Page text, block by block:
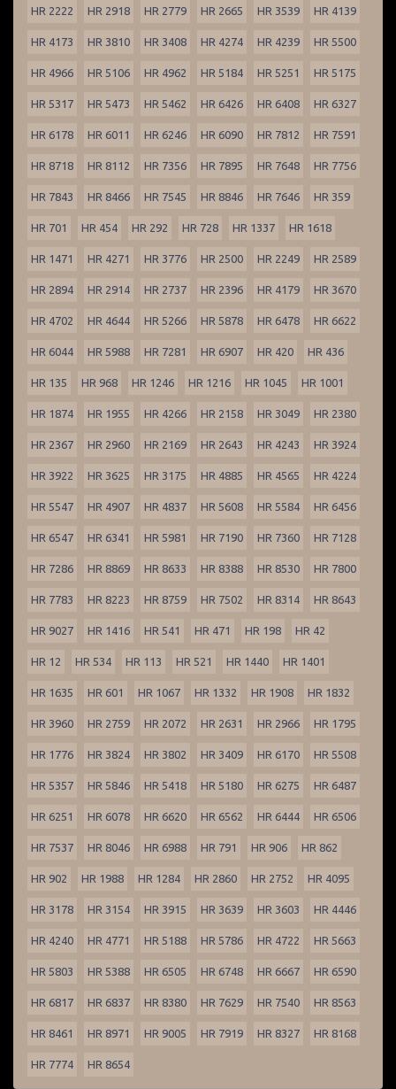
HR 2222 HR 2918 HR 2779 HR 2665 HR 3539 HR 4139
HR 4173 HR 3810 HR 3408 HR 4274 HR 4239 HR 5500
HR 4966 HR 5106 HR 4962 HR 5184 HR 5251 HR 5175
HR 5317 HR 5473 HR 5462 HR 6426 HR 6408 HR 6327
HR 6178 HR 6011 HR 6246 HR 6090 HR 7812 HR 7591
HR 8718 HR 8112 HR 7356 HR 7895 HR 7648 HR 7756
HR 7843 HR 8466 HR 7545 HR 8846 HR 7646 HR 359
HR 701 HR 454 HR 292 HR 728 HR 1337 HR 1618
HR 1471 HR 4271 HR 3776 HR 2500 HR 2249 HR 2589
HR 2894 HR 2914 HR 2737 HR 2396 HR 4179 HR 3670
HR 4702 HR 4644 HR 5266 HR 5878 HR 6478 HR 6622
HR 6044 HR 5988 HR 7281 HR 6907 HR 420 HR 436
HR 135 HR 968 HR 1246 HR 1216 HR 1045 HR 1001
HR 1874 HR 1955 HR 4266 HR 2158 HR 3049 HR 2380
HR 2367 HR 2960 HR 2169 HR 2643 HR 4243 HR 3924
HR 3922 HR 3625 HR 3175 HR 4885 HR 4565 HR 4224
HR 5547 HR 4907 HR 4837 HR 5608 HR 5584 HR 6456
HR 6547 HR 6341 HR 5981 HR 7190 HR 7360 HR 7128
HR 7286 HR 8869 HR 8633 HR 8388 HR 8530 HR 7800
HR 7783 HR 8223 HR 8759 HR 7502 HR 8314 HR 8643
HR 9027 HR 1416 HR 541 HR 471 HR 198 HR 42
HR 12 HR 534 HR 113 HR 521 HR 1440 HR 1401
HR 1635 HR 601 HR 1067 HR 1332 HR 1908 HR 1832
HR 3960 HR 2759 HR 2072 HR 2631 HR 2966 HR 1795
HR 1776 HR 3824 HR 3802 HR 3409 HR 6170 HR 5508
HR 5357 HR 5846 HR 5418 HR 5180 HR 6275 HR 6487
HR 6251 HR 6078 HR 6620 HR 6562 HR 6444 HR 6506
HR 7537 HR 8046 HR 6988 HR 791 HR 906 HR 862
HR 902 HR 1988 HR 1284 HR 2860 HR 2752 HR 4095
HR 3178 HR 3154 HR 3915 HR 3639 HR 3603 HR 4446
HR 4240 HR 4771 HR 5188 HR 5786 HR 4722 HR 5663
HR 5803 HR 5388 HR 6505 HR 6748 HR 6667 HR 6590
HR 6817 HR 6837 HR 8380 HR 7629 HR 7540 HR 8563
HR 8461 HR 8971 HR 9005 HR 7919 HR 8327 HR 8168
HR 7774 HR 8654